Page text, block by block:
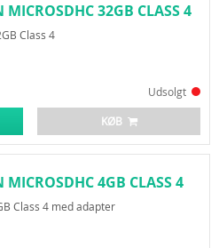
MICROSDHC 32GB CLASS 4
Class 4
Udsolgt
KØB
MICROSDHC 4GB CLASS 4
Class 4 med adapter